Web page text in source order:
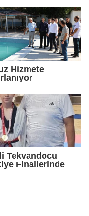
Hizmete
Tekvandocu
Finallerinde